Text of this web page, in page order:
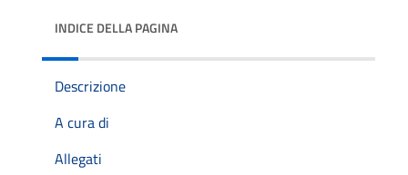
INDICE DELLA PAGINA
Descrizione
A cura di
Allegati